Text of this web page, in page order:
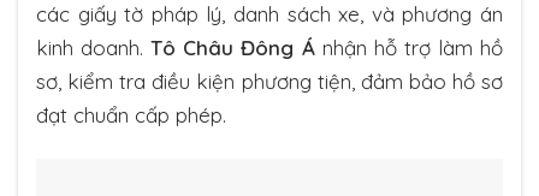
các giấy tờ pháp lý, danh sách xe, và phương án
kinh doanh.Tô Châu Đông Ánhận hỗ trợ làm hồ
sơ, kiểm tra điều kiện phương tiện, đảm bảo hồ sơ
đạt chuẩn cấp phép.